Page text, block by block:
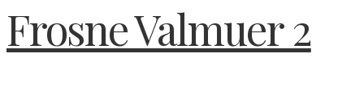
Frosne Valmuer 2